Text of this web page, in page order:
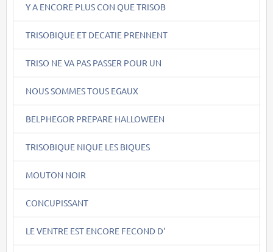
Y A ENCORE PLUS CON QUE TRISOB
TRISOBIQUE ET DECATIE PRENNENT
TRISO NE VA PAS PASSER POUR UN
NOUS SOMMES TOUS EGAUX
BELPHEGOR PREPARE HALLOWEEN
TRISOBIQUE NIQUE LES BIQUES
MOUTON NOIR
CONCUPISSANT
LE VENTRE EST ENCORE FECOND D'